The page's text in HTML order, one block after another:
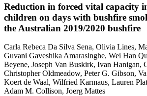
Reduction in forced vital capacity
children on days with bushfire
the Australian 2019/2020 bushfire
Carla Rebeca Da Silva Sena, Olivia Lines,
Guvani Gaveshika Amarasinghe, Wei Han
Beyene, Joseph Van Buskirk, Ivan Hanigan,
Christopher Oldmeadow, Peter G. Gibson,
Koert de Waal, Wilfried Karmaus, Lauren
Adam M. Collison, Joerg Mattes